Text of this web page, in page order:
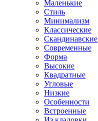
Маленькие
Стиль
Минимализм
Классические
Скандинавские
Современные
Форма
Высокие
Квадратные
Угловые
Низкие
Особенности
Встроенные